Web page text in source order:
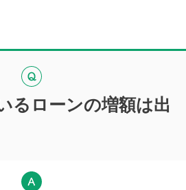
るローンの増額は出